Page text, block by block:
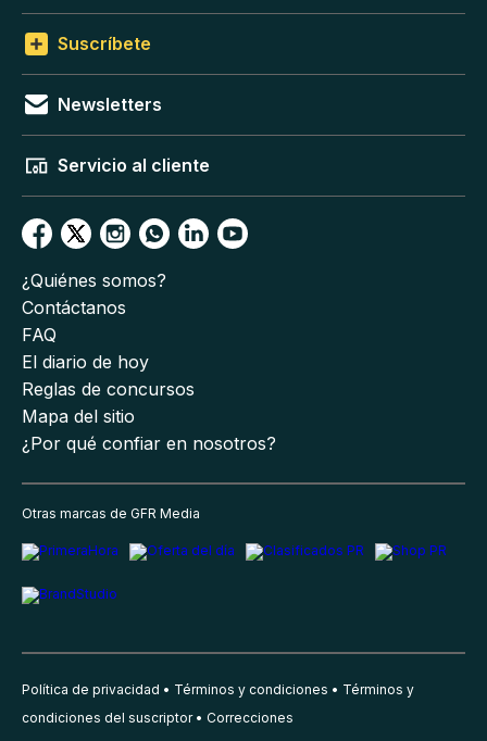
Suscríbete
Newsletters
Servicio al cliente
¿Quiénes somos?
Contáctanos
FAQ
El diario de hoy
Reglas de concursos
Mapa del sitio
¿Por qué confiar en nosotros?
Otras marcas de GFR Media
Política de privacidad Términos y condiciones
Términos y
condiciones del suscriptor
Correcciones